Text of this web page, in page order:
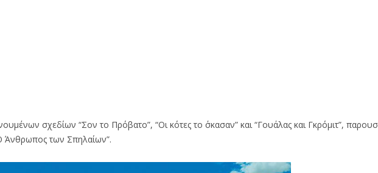
σχεδίων “Σον το Πρόβατο”, “Οι κότες το ΄σκασαν” και “Γουάλας και Γκρόμιτ”,
Άνθρωπος των Σπηλαίων”.